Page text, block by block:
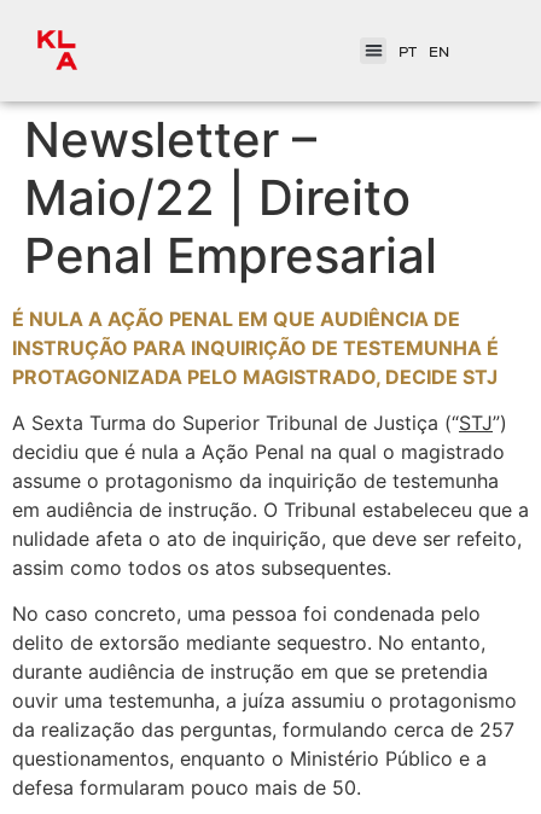
PT EN
Newsletter –
Maio/22 | Direito
Penal Empresarial
É NULA A AÇÃO PENAL EM QUE AUDIÊNCIA DE
INSTRUÇÃO PARA INQUIRIÇÃO DE TESTEMUNHA É
PROTAGONIZADA PELO MAGISTRADO, DECIDE STJ
A Sexta Turma do Superior Tribunal de Justiça (“STJ”)
decidiu que é nula a Ação Penal na qual o magistrado
assume o protagonismo da inquirição de testemunha
em audiência de instrução. O Tribunal estabeleceu que a
nulidade afeta o ato de inquirição, que deve ser refeito,
assim como todos os atos subsequentes.
No caso concreto, uma pessoa foi condenada pelo
delito de extorsão mediante sequestro. No entanto,
durante audiência de instrução em que se pretendia
ouvir uma testemunha, a juíza assumiu o protagonismo
da realização das perguntas, formulando cerca de 257
questionamentos, enquanto o Ministério Público e a
defesa formularam pouco mais de 50.